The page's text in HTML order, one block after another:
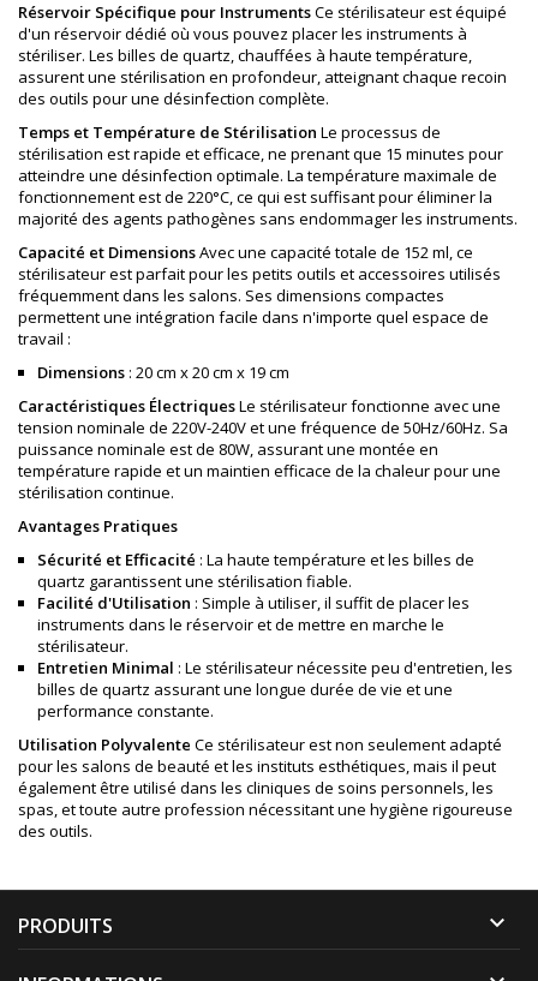
Réservoir Spécifique pour InstrumentsCe stérilisateur est équipé
d'un réservoir dédié où vous pouvez placer les instruments à
stériliser. Les billes de quartz, chauffées à haute température,
assurent une stérilisation en profondeur, atteignant chaque recoin
des outils pour une désinfection complète.
Temps et Température de Stérilisation Le processus de
stérilisation est rapide et efficace, ne prenant que 15 minutes pour
atteindre une désinfection optimale. La température maximale de
fonctionnement est de 220°C, ce qui est suffisant pour éliminer la
majorité des agents pathogènes sans endommager les instruments.
Capacité et DimensionsAvec une capacité totale de 152 ml, ce
stérilisateur est parfait pour les petits outils et accessoires utilisés
fréquemment dans les salons. Ses dimensions compactes
permettent une intégration facile dans n'importe quel espace de
travail :
Dimensions : 20 cm x 20 cm x 19 cm
Caractéristiques ÉlectriquesLe stérilisateur fonctionne avec une
tension nominale de 220V-240V et une fréquence de 50Hz/60Hz. Sa
puissance nominale est de 80W, assurant une montée en
température rapide et un maintien efficace de la chaleur pour une
stérilisation continue.
Avantages Pratiques
Sécurité et Efficacité : La haute température et les billes de
quartz garantissent une stérilisation fiable.
Facilité d'Utilisation : Simple à utiliser, il suffit de placer les
instruments dans le réservoir et de mettre en marche le
stérilisateur.
Entretien Minimal : Le stérilisateur nécessite peu d'entretien, les
billes de quartz assurant une longue durée de vie et une
performance constante.
Utilisation Polyvalente Ce stérilisateur est non seulement adapté
pour les salons de beauté et les instituts esthétiques, mais il peut
également être utilisé dans les cliniques de soins personnels, les
spas, et toute autre profession nécessitant une hygiène rigoureuse
des outils.
PRODUITS 